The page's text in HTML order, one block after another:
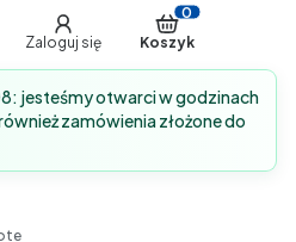
wyszukiwarkę
Zaloguj się
Produkty w
Koszyk
jesteśmy otwarci w godzinach
zamówienia złożone do